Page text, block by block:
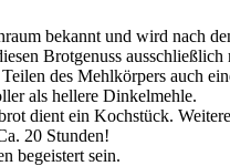
bekannt und wird nach
Brotgenuss
des Mehlkörpers auch
als hellere Dinkelmehle.
dient ein Kochstück.
20 Stunden!
begeistert sein.